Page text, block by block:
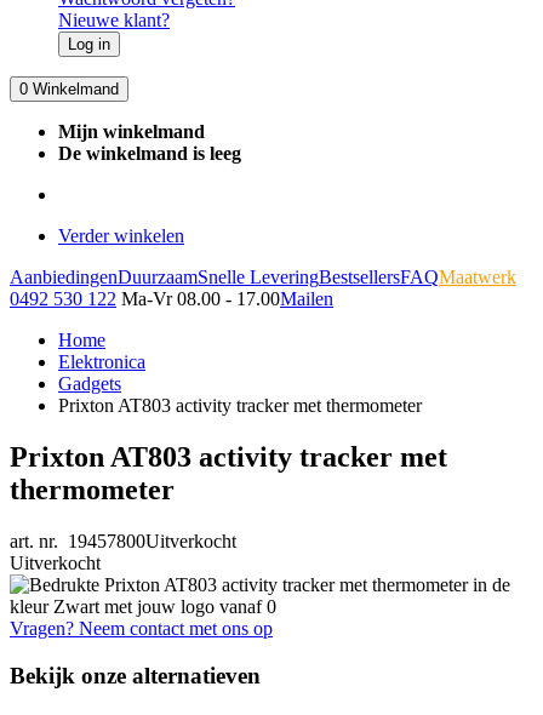
Nieuwe klant?
Log in
0 Winkelmand
Mijn winkelmand
De winkelmand is leeg
Verder winkelen
AanbiedingenDuurzaamSnelle LeveringBestsellersFAQMaatwerk
0492 530 122 Ma-Vr 08.00 - 17.00Mailen
Home
Elektronica
Gadgets
Prixton AT803 activity tracker met thermometer
Prixton AT803 activity tracker met
thermometer
art. nr. 19457800Uitverkocht
Uitverkocht
Vragen? Neem contact met ons op
Bekijk onze alternatieven